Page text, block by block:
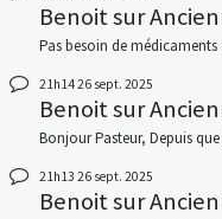
Benoitsur
Pas besoin de médicaments
21h1426 sept. 2025
Benoitsur
Bonjour Pasteur, Depuis
21h13 26 sept. 2025
Benoitsur